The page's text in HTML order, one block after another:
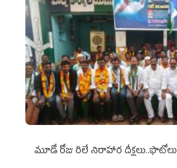
మూడో రోజు రిలే నిరాహార దీక్షలు..ఫొటోలు